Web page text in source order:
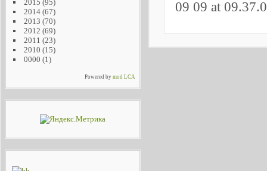
2015 (95)
2014(67)
2013 (70)
2012 (69)
2011 (23)
2010 (15)
0000 (1)
Powered bymod LCA